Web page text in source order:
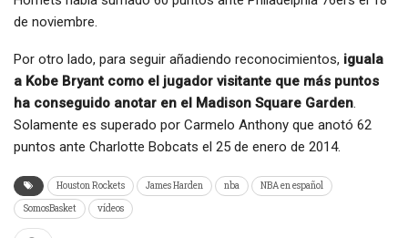
de noviembre.
Por otro lado, para seguir añadiendo reconocimientos, iguala
a Kobe Bryant como el jugador visitante que más puntos
ha conseguido anotar en el Madison Square Garden.
Solamente es superado por Carmelo Anthony que anotó 62
puntos ante Charlotte Bobcats el 25 de enero de 2014.
Houston Rockets James Harden nba
NBA en español
SomosBasket
vídeos